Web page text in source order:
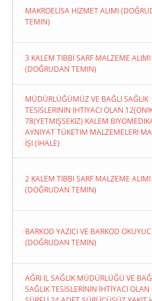
MAKROELİSA HİZMET ALIMI
TEMIN)
3 KALEM TIBBİ SARF MALZEME ALIMI
(DOĞRUDAN TEMIN)
MÜDÜRLÜĞÜMÜZ VE BAĞLI SAĞLIK
TESISLERININ IHTIYACI OLAN
78(YETMIŞSEKIZ) KALEM
AYNIYAT TÜKETIM MALZEMELERI
İŞI (İHALE)
2 KALEM TIBBI SARF MALZEME ALIMI
(DOĞRUDAN TEMIN)
BARKOD YAZICI VE BARKOD
(DOĞRUDAN TEMIN)
AĞRI İL SAĞLIK MÜDÜRLÜĞÜ VE
SAĞLIK TESİSLERİNİN İHTİYACI OLAN